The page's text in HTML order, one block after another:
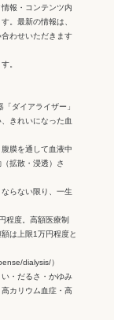
報・コンテンツ内
。最新の情報は、
わせいただきます
。
ダイアライザー」
きれいになった血
膜を通して血液中
拡散・浸透）さ
らない限り、一生
程度。高額医療制
は上限1万円程度と
dialysis/）
・だるさ・かゆみ
カリウム血症・高